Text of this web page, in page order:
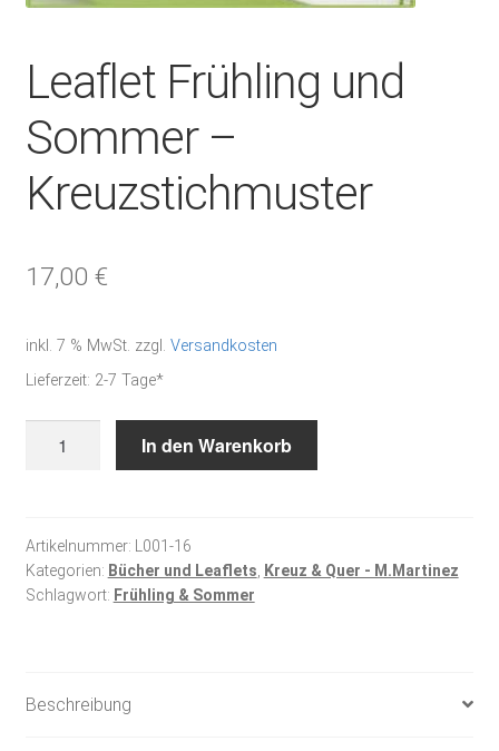
Leaflet Frühling und
Sommer –
Kreuzstichmuster
17,00 €
inkl. 7 % MwSt. zzgl. Versandkosten
Lieferzeit: 2-7 Tage*
-
Kreuzstichmuster
Menge
In den Warenkorb
Artikelnummer:
L001-16
Kategorien: Bücher und Leaflets
Kreuz & Quer - M.Martinez
Schlagwort: Frühling & Sommer
Beschreibung